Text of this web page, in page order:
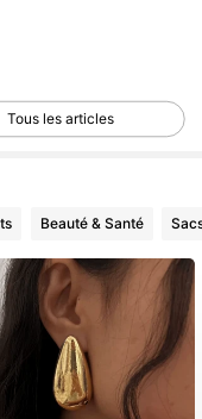
Tous les articles
Beauté & Santé